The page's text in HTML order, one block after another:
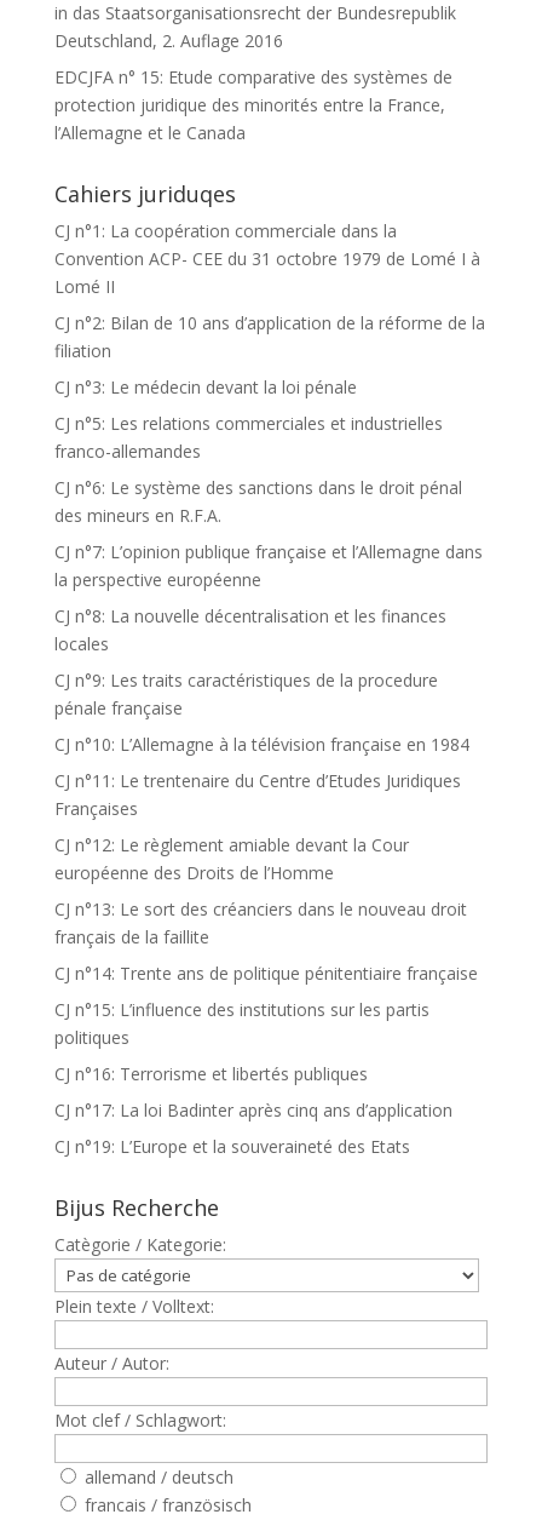
in das Staatsorganisationsrecht der Bundesrepublik
Deutschland, 2. Auflage 2016
EDCJFA n° 15: Etude comparative des systèmes de
protection juridique des minorités entre la France,
l’Allemagne et le Canada
Cahiers juriduqes
CJ n°1: La coopération commerciale dans la
Convention ACP- CEE du 31 octobre 1979 de Lomé I à
Lomé II
CJ n°2: Bilan de 10 ans d’application de la réforme de la
filiation
CJ n°3: Le médecin devant la loi pénale
CJ n°5: Les relations commerciales et industrielles
franco-allemandes
CJ n°6: Le système des sanctions dans le droit pénal
des mineurs en R.F.A.
CJ n°7: L’opinion publique française et l’Allemagne dans
la perspective européenne
CJ n°8: La nouvelle décentralisation et les finances
locales
CJ n°9: Les traits caractéristiques de la procedure
pénale française
CJ n°10: L’Allemagne à la télévision française en 1984
CJ n°11: Le trentenaire du Centre d’Etudes Juridiques
Françaises
CJ n°12: Le règlement amiable devant la Cour
européenne des Droits de l’Homme
CJ n°13: Le sort des créanciers dans le nouveau droit
français de la faillite
CJ n°14: Trente ans de politique pénitentiaire française
CJ n°15: L’influence des institutions sur les partis
politiques
CJ n°16: Terrorisme et libertés publiques
CJ n°17: La loi Badinter après cinq ans d’application
CJ n°19: L’Europe et la souveraineté des Etats
Bijus Recherche
Catègorie / Kategorie:
Plein texte / Volltext:
Auteur / Autor:
Mot clef / Schlagwort:
allemand / deutsch
francais / französisch